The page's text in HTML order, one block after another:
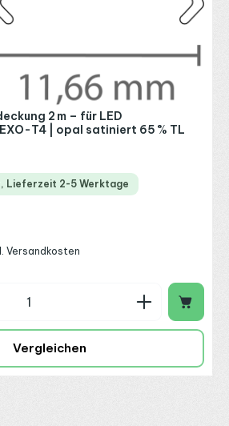
2 m – für LED
T4 | opal satiniert 65 % TL
Lieferzeit 2-5 Werktage
Versandkosten
Gib den gewünschten Wert
Vergleichen